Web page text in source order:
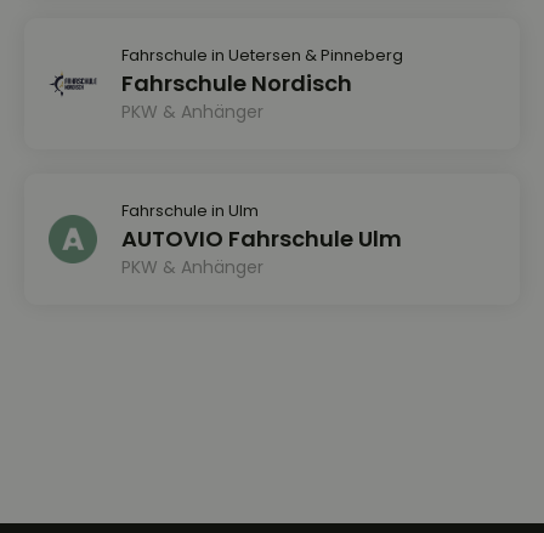
Fahrschule in Uetersen & Pinneberg
Fahrschule Nordisch
PKW & Anhänger
Fahrschule in Ulm
AUTOVIO Fahrschule Ulm
PKW & Anhänger